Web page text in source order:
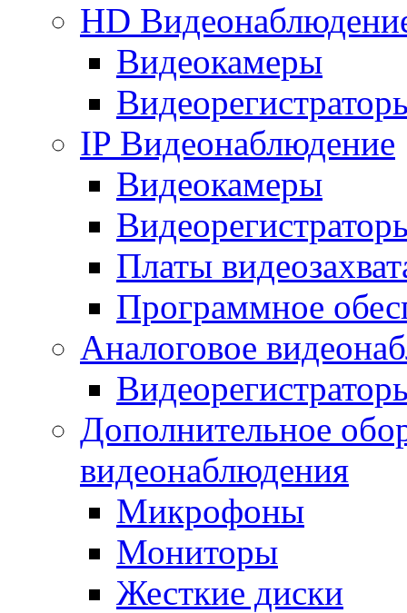
HD
Видеокамеры
IP Видеонаблюдение
Видеокамеры
Платы
Программное
Аналоговое
Дополнительное
видеонаблюдения
Микрофоны
Мониторы
Жесткие диски